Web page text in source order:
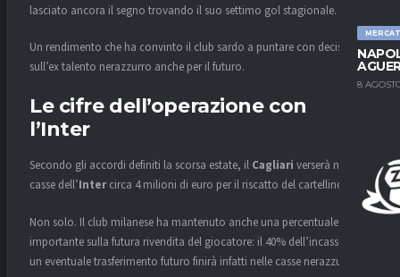
8
lasciato ancora il segno trovando il suo settimo gol stagionale.
Un rendimento che ha convinto il club sardo a puntare con decisione
sull’ex talento nerazzurro anche per il futuro.
Le cifre dell’operazione con
l’Inter
Secondo gli accordi definiti la scorsa estate, il Cagliari verserà nelle
casse dell’Intercirca 4 milioni di euro per il riscatto del cartellino.
Non solo. Il club milanese ha mantenuto anche una percentuale
importante sulla futura rivendita del giocatore: il 40% dell’incasso di
un eventuale trasferimento futuro finirà infatti nelle casse nerazzurre.